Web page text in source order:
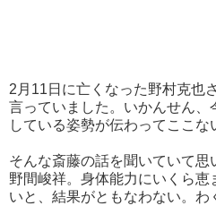
2月11日に亡くなった野村克也
言っていました。いかんせん
している姿勢が伝わってここな
そんな斎藤の話を聞いていて
野間峻祥。身体能力にいくら
いと、結果がともなわない。わ